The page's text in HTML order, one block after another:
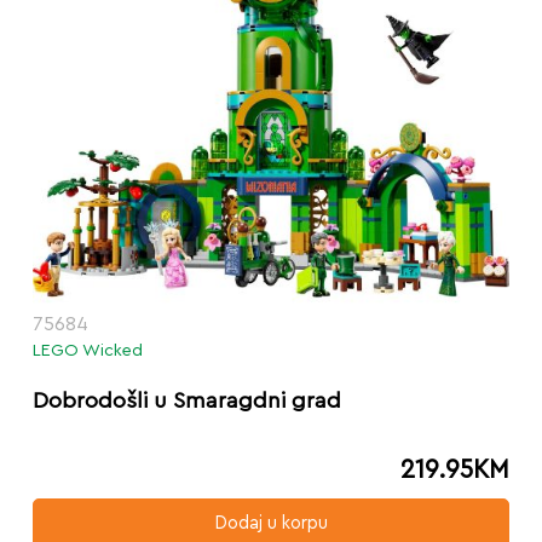
75684
LEGO Wicked
Dobrodošli u Smaragdni grad
219.95KM
Dodaj u korpu